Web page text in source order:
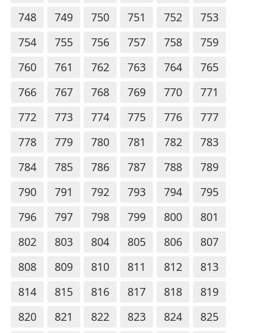
748
749 750 751 752
753
754
755 756 757 758
759
760
761 762 763 764
765
766
767 768 769 770
771
772
773 774 775 776
777
778
779 780 781 782
783
784
785 786 787 788
789
790
791 792 793 794
795
796
797 798 799 800
801
802
803 804 805 806
807
808
809 810 811 812
813
814
815 816 817 818
819
820
821 822 823 824
825